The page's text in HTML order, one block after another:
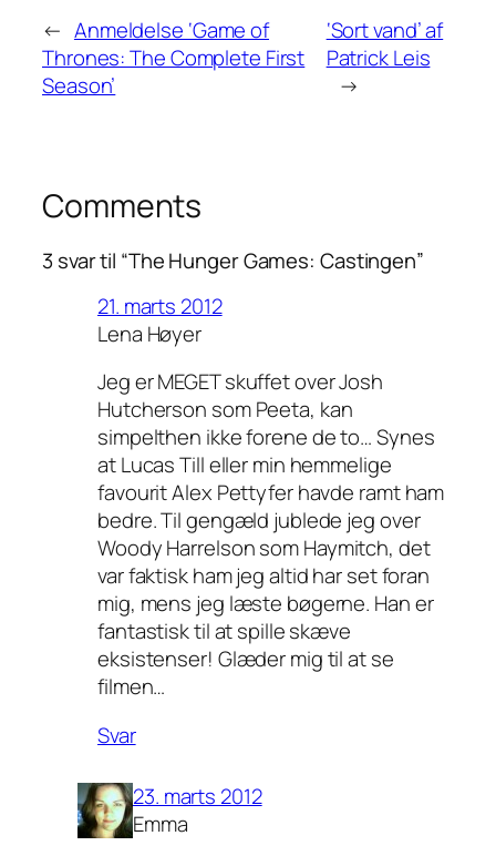
← Anmeldelse ‘Game of
Thrones: The Complete First
Season’
‘Sort vand’ af
Patrick Leis
→
Comments
3 svar til “The Hunger Games: Castingen”
21. marts 2012
Lena Høyer
Jeg er MEGET skuffet over Josh
Hutcherson som Peeta, kan
simpelthen ikke forene de to… Synes
at Lucas Till eller min hemmelige
favourit Alex Pettyfer havde ramt ham
bedre. Til gengæld jublede jeg over
Woody Harrelson som Haymitch, det
var faktisk ham jeg altid har set foran
mig, mens jeg læste bøgerne. Han er
fantastisk til at spille skæve
eksistenser! Glæder mig til at se
filmen…
Svar
23. marts 2012
Emma